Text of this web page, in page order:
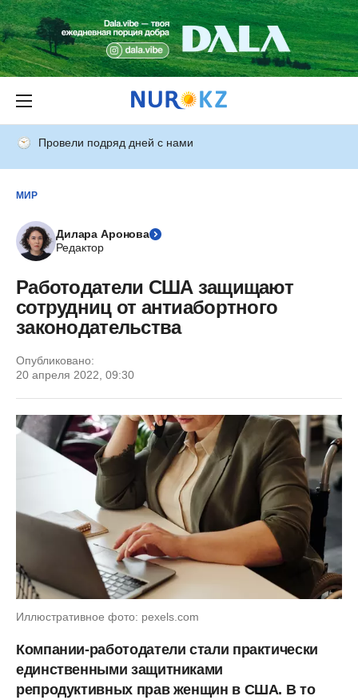
Провели подряд дней с нами
МИР
Дилара Аронова
Редактор
Работодатели США защищают
сотрудниц от антиабортного
законодательства
Опубликовано:
20 апреля 2022, 09:30
Иллюстративное фото: pexels.com
Компании-работодатели стали практически
единственными защитниками
репродуктивных прав женщин в США. В то